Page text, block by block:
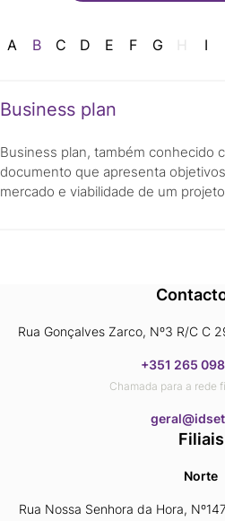
A B C D E F G H I
Business plan
Business plan, também conhecido
documento que apresenta
mercado e viabilidade de um
Rua Gonçalves Zarco, Nº3 R/C C
+351 265
Chamada para a rede
Filiais
Norte
Rua Nossa Senhora da Hora,